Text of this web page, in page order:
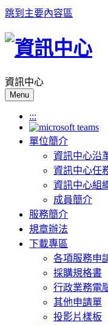
跳到主要內容區
資訊中心
Menu
:::
單位簡介
資訊中心沿
資訊中心任
資訊中心組
成員簡介
服務簡介
規章辦法
下載專區
各項服務申
採購規格書
行政業務電
其他申請單
投影片樣板